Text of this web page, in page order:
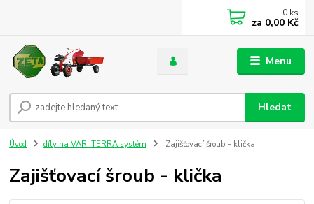
Menu
Hledat
0 ks
za 0,00 Kč
Úvod díly na VARI TERRA systém Zajišťovací šroub - klička
Zajišťovací šroub - klička